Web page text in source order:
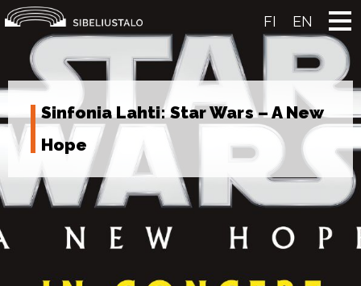
Skip
to
content
FI EN
Sinfonia Lahti: Star Wars – A New
Hope